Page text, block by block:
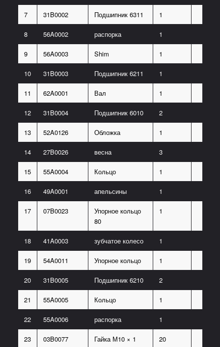
7 31B0002 Подшипник 6311 1
8 56A0002 распорка 1
9 56A0003 Shim 1
10 31B0003 Подшипник 6211 1
11 62A0001 Вал 1
12 31B0004 Подшипник 6010 2
13 52A0126 Обложка 1
14 27B0026 весна 3
15 55A0004 Кольцо 1
16 49A0001 апельсины 1
17 07B0023
Упорное кольцо
80
1
18 41A0003 зубчатое колесо 1
19 54A0011 Упорное кольцо 1
20 31B0005 Подшипник 6210 2
21 55A0005 Кольцо 1
22 55A0006 распорка 1
23 03B0077 Гайка М10 × 1 20